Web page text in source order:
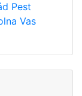
Pest
Vas